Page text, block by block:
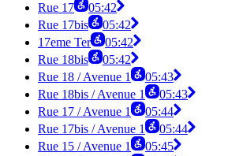
Rue 17
05:42
Rue 17bis
05:42
17eme Ter
05:42
Rue 18bis
05:42
Rue 18 / Avenue 1
05:43
Rue 18bis / Avenue 1
05:43
Rue 17 / Avenue 1
05:44
Rue 17bis / Avenue 1
05:44
Rue 15 / Avenue 1
05:45